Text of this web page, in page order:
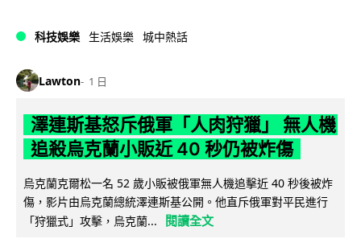
科技娛樂 生活娛樂 城中熱話
Lawton 1 日
澤連斯基怒斥俄軍「人肉狩獵」 無人機
追殺烏克蘭小販近 40 秒仍被炸傷
烏克蘭克爾松一名 52 歲小販被俄軍無人機追擊近 40 秒後被炸
傷，影片由烏克蘭總統澤連斯基公開。他直斥俄軍對平民進行
「狩獵式」攻擊，烏克蘭...
閱讀全文